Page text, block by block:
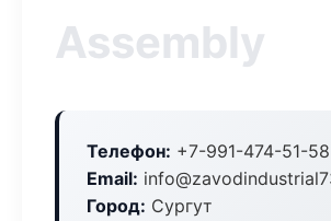
Assembly
Телефон: +7-991-474-51-58
Email:
Город: Сургут